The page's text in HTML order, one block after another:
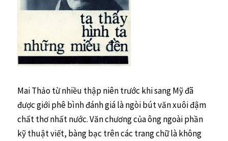
Mai Thảo từ nhiều thập niên trước khi sang Mỹ đã
được giới phê bình đánh giá là ngòi bút văn xuôi đậm
chất thơ nhất nước. Văn chương của ông ngoài phần
kỹ thuật viết, bàng bạc trên các trang chữ là không